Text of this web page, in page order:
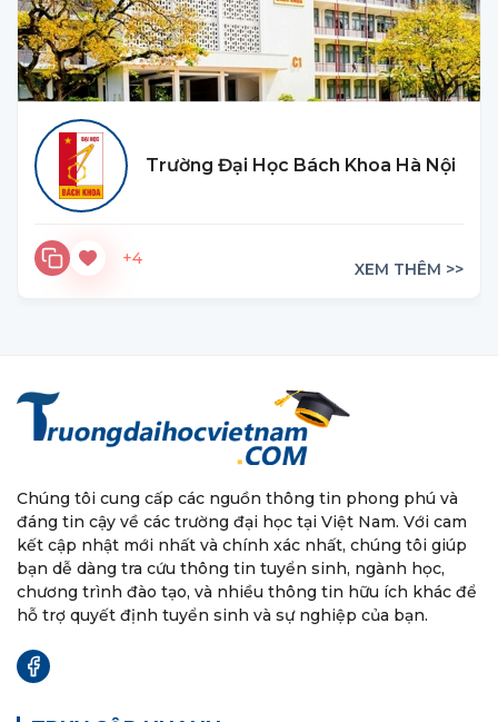
Trường Đại Học Bách Khoa Hà Nội
+4
XEM THÊM >>
Chúng tôi cung cấp các nguồn thông tin phong phú và
đáng tin cậy về các trường đại học tại Việt Nam. Với cam
kết cập nhật mới nhất và chính xác nhất, chúng tôi giúp
bạn dễ dàng tra cứu thông tin tuyển sinh, ngành học,
chương trình đào tạo, và nhiều thông tin hữu ích khác để
hỗ trợ quyết định tuyển sinh và sự nghiệp của bạn.